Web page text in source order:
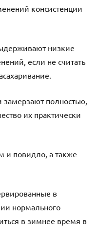
консистенции
низкие
если не считать
полностью,
их практически
и повидло, а также
в
нормального
в зимнее время в